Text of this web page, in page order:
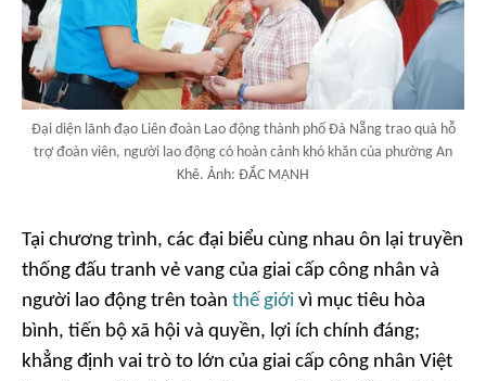
Đại diện lãnh đạo Liên đoàn Lao động thành phố Đà Nẵng trao quà hỗ
trợ đoàn viên, người lao động có hoàn cảnh khó khăn của phường An
Khê. Ảnh: ĐẮC MẠNH
Tại chương trình, các đại biểu cùng nhau ôn lại truyền
thống đấu tranh vẻ vang của giai cấp công nhân và
người lao động trên toàn thế giới vì mục tiêu hòa
bình, tiến bộ xã hội và quyền, lợi ích chính đáng;
khẳng định vai trò to lớn của giai cấp công nhân Việt